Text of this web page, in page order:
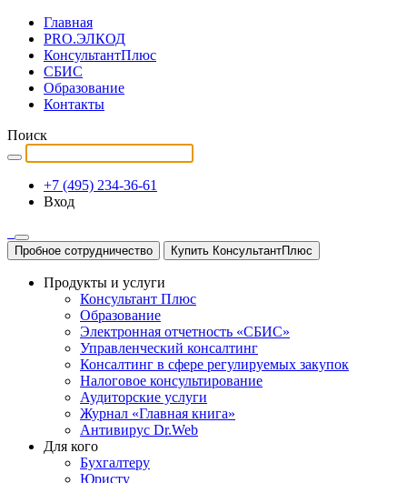
Главная
PRO.ЭЛКОД
КонсультантПлюс
СБИС
Образование
Контакты
Поиск
+7 (495) 234-36-61
Вход
Пробное сотрудничество Купить КонсультантПлюс
Продукты и услуги
Консультант Плюс
Образование
Электронная отчетность «СБИС»
Управленческий консалтинг
Консалтинг в сфере регулируемых закупок
Налоговое консультирование
Аудиторские услуги
Журнал «Главная книга»
Антивирус Dr.Web
Для кого
Бухгалтеру
Юристу